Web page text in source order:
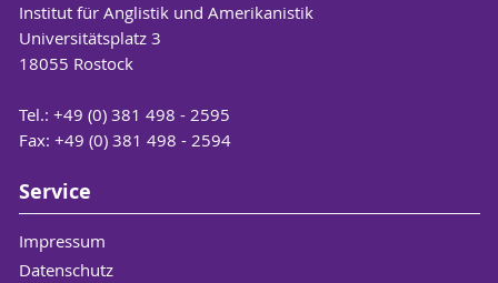
Institut für Anglistik und Amerikanistik
Universitätsplatz 3
18055 Rostock
Tel.: +49 (0) 381 498 - 2595
Fax: +49 (0) 381 498 - 2594
Service
Impressum
Datenschutz